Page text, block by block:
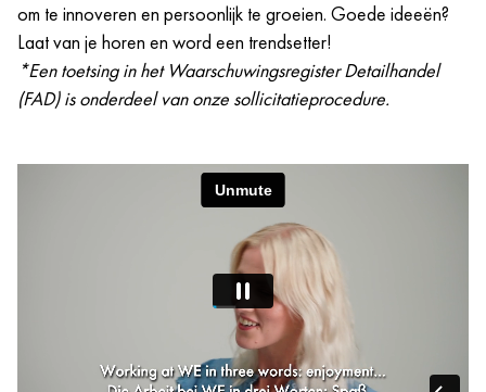
om te innoveren en persoonlijk te groeien. Goede ideeën?
Laat van je horen en word een trendsetter!
*Een toetsing in het Waarschuwingsregister Detailhandel
(FAD) is onderdeel van onze sollicitatieprocedure.